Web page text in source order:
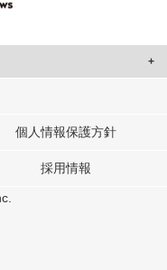
合わせたコンテンツや広告の
に提供しています。
個人情報保護方針
採用情報